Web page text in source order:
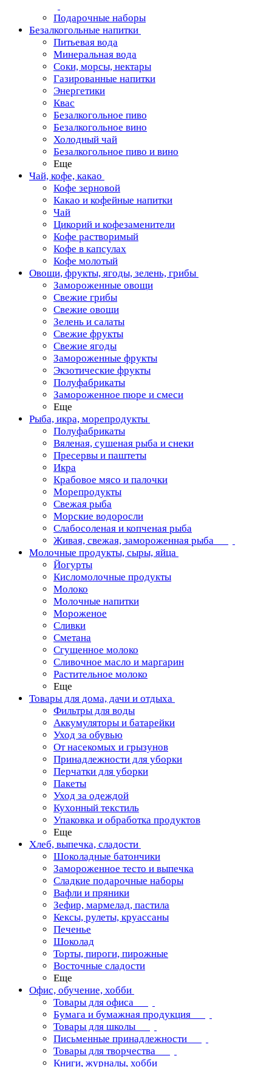
Подарочные наборы
Безалкогольные напитки
Питьевая вода
Минеральная вода
Соки, морсы, нектары
Газированные напитки
Энергетики
Квас
Безалкогольное пиво
Безалкогольное вино
Холодный чай
Безалкогольное пиво и вино
Еще
Чай, кофе, какао
Кофе зерновой
Какао и кофейные напитки
Чай
Цикорий и кофезаменители
Кофе растворимый
Кофе в капсулах
Кофе молотый
Овощи, фрукты, ягоды, зелень, грибы
Замороженные овощи
Свежие грибы
Свежие овощи
Зелень и салаты
Свежие фрукты
Свежие ягоды
Замороженные фрукты
Экзотические фрукты
Полуфабрикаты
Замороженное пюре и смеси
Еще
Рыба, икра, морепродукты
Полуфабрикаты
Вяленая, сушеная рыба и снеки
Пресервы и паштеты
Икра
Крабовое мясо и палочки
Морепродукты
Свежая рыба
Морские водоросли
Слабосоленая и копченая рыба
Живая, свежая, замороженная рыба
Молочные продукты, сыры, яйца
Йогурты
Кисломолочные продукты
Молоко
Молочные напитки
Мороженое
Сливки
Сметана
Сгущенное молоко
Сливочное масло и маргарин
Растительное молоко
Еще
Товары для дома, дачи и отдыха
Фильтры для воды
Аккумуляторы и батарейки
Уход за обувью
От насекомых и грызунов
Принадлежности для уборки
Перчатки для уборки
Пакеты
Уход за одеждой
Кухонный текстиль
Упаковка и обработка продуктов
Еще
Хлеб, выпечка, сладости
Шоколадные батончики
Замороженное тесто и выпечка
Сладкие подарочные наборы
Вафли и пряники
Зефир, мармелад, пастила
Кексы, рулеты, круассаны
Печенье
Шоколад
Торты, пироги, пирожные
Восточные сладости
Еще
Офис, обучение, хобби
Товары для офиса
Бумага и бумажная продукция
Товары для школы
Письменные принадлежности
Товары для творчества
Книги, журналы, хобби